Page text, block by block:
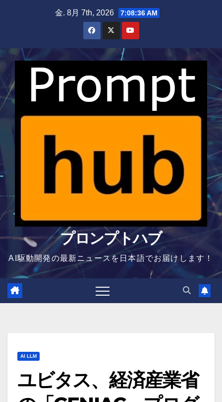
金. 8月 7th, 2026 7:08:37 AM
プロンプトハブ
AI駆動開発の最新ニュースを日本語でお届けします！
AI LLM
ユビタス、経済産業省